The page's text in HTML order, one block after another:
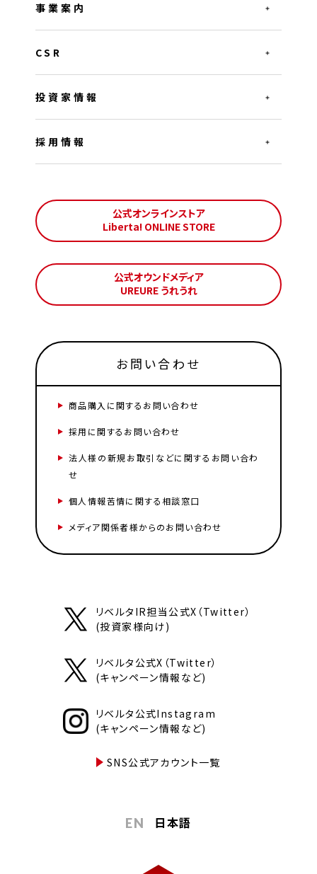
事業案内
CSR
投資家情報
採用情報
公式オンラインストア
Liberta! ONLINE STORE
公式オウンドメディア
UREURE うれうれ
お問い合わせ
商品購入に関するお問い合わせ
採用に関するお問い合わせ
法人様の新規お取引などに関するお問い合わ
せ
個人情報苦情に関する相談窓口
メディア関係者様からのお問い合わせ
リベルタIR担当公式X（Twitter）
(投資家様向け)
リベルタ公式X（Twitter）
(キャンペーン情報など)
リベルタ公式Instagram
(キャンペーン情報など)
SNS公式アカウント一覧
EN 日本語